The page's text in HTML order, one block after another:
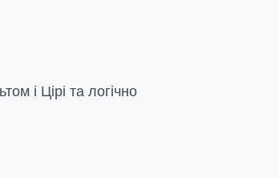
і Цірі та логічно